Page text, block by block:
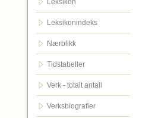
Leksikon
Leksikonindeks
Nærblikk
Tidstabeller
Verk - totalt antall
Verksbiografier